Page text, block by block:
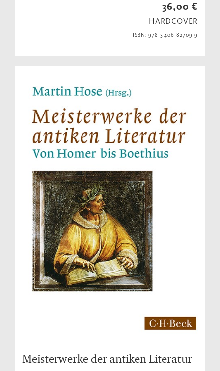
36,00 €
HARDCOVER
ISBN: 978-3-406-82709-9
Meisterwerke der antiken Literatur